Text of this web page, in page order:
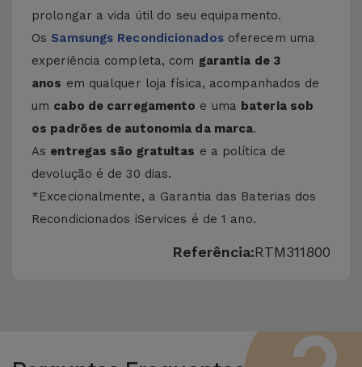
prolongar a vida útil do seu equipamento.
Os Samsungs Recondicionadosoferecem uma
experiência completa, com garantia de 3
anos em qualquer loja física, acompanhados de
um cabo de carregamento e uma bateria sob
os padrões de autonomia da marca.
As entregas são gratuitas e a política de
devolução é de 30 dias.
*Excecionalmente, a Garantia das Baterias dos
Recondicionados iServices é de 1 ano.
Referência:RTM311800